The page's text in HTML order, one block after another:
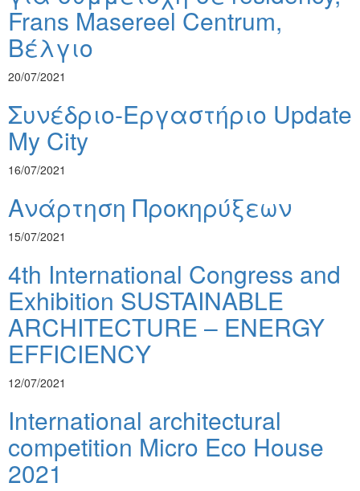
Frans Masereel Centrum,
Βέλγιο
20/07/2021
Συνέδριο-Εργαστήριο Update
My City
16/07/2021
Ανάρτηση Προκηρύξεων
15/07/2021
4th International Congress and
Exhibition SUSTAINABLE
ARCHITECTURE – ENERGY
EFFICIENCY
12/07/2021
International architectural
competition Micro Eco House
2021